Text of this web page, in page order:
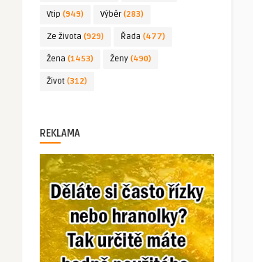
Vtip (949) Výběr(283)
Ze života (929) Řada (477)
Žena (1453) Ženy (490)
Život (312)
REKLAMA